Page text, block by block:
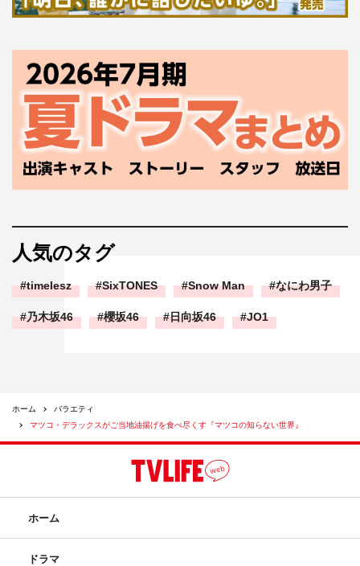
人気のタグ
timelesz SixTONES Snow Man なにわ男子
乃木坂46 櫻坂46 日向坂46 JO1
ホーム
バラエティ
マツコ・デラックスがご当地油揚げを食べ尽くす『マツコの知らない世界』
ホーム
ドラマ